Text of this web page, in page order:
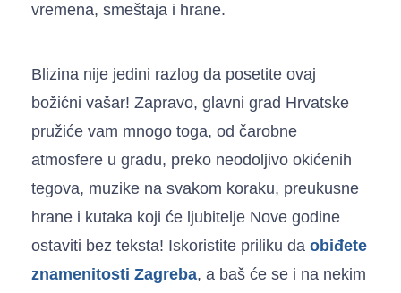
vremena, smeštaja i hrane.
Blizina nije jedini razlog da posetite ovaj
božićni vašar! Zapravo, glavni grad Hrvatske
pružiće vam mnogo toga, od čarobne
atmosfere u gradu, preko neodoljivo okićenih
tegova, muzike na svakom koraku, preukusne
hrane i kutaka koji će ljubitelje Nove godine
ostaviti bez teksta! Iskoristite priliku da obiđete
znamenitosti Zagreba, a baš će se i na nekim